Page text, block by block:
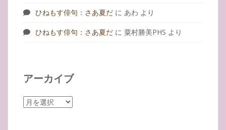
ひねもす俳句：さあ夏だ に あわ より
ひねもす俳句：さあ夏だ に 粟村勝美PHS より
アーカイブ
ア